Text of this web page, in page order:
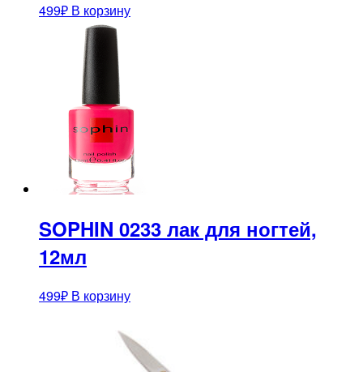
499₽ В корзину
SOPHIN 0233 лак для ногтей,
12мл
499₽ В корзину